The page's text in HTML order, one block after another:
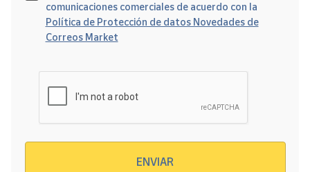
comunicaciones comerciales de acuerdo con la
Política de Protección de datos Novedades de
Correos Market
ENVIAR